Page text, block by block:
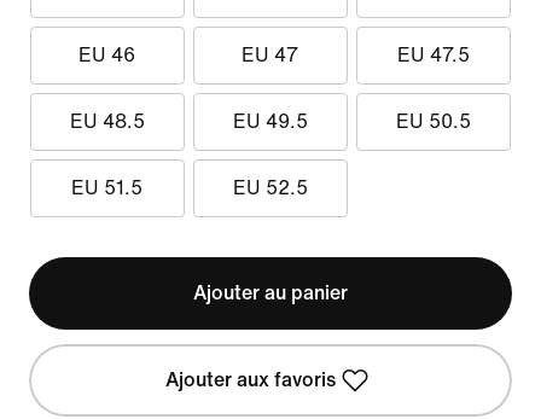
EU 46 EU 47 EU 47.5
EU 48.5 EU 49.5 EU 50.5
EU 51.5 EU 52.5
Ajouter au panier
Ajouter aux favoris